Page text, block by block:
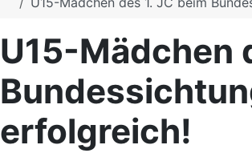
U15-Mädchen
erfolgreich!